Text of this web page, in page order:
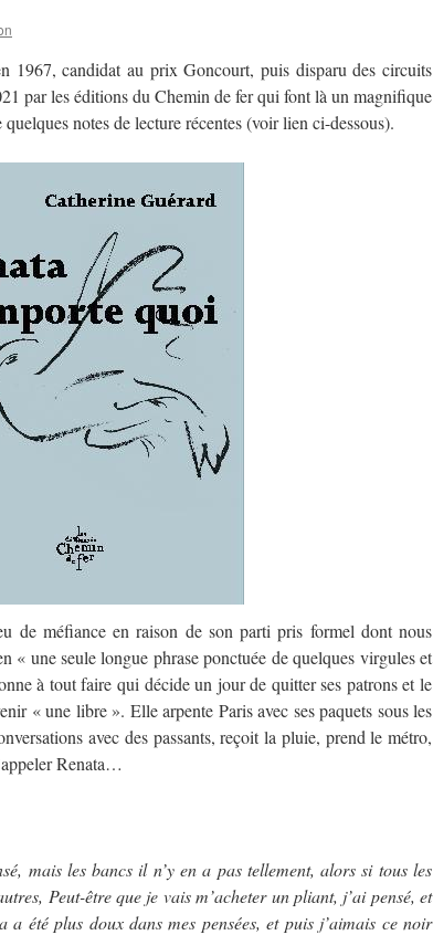
candidat au prix Goncourt, puis disparu des circuits
par les éditions du Chemin de fer qui font là un magnifique
notes de lecture récentes (voir lien ci-dessous).
de méfiance en raison de son parti pris formel dont nous
« une seule longue phrase ponctuée de quelques virgules et
à tout faire qui décide un jour de quitter ses patrons et le
« une libre ». Elle arpente Paris avec ses paquets sous les
avec des passants, reçoit la pluie, prend le métro,
Renata…
mais les bancs il n’y en a pas tellement, alors si tous les
Peut-être que je vais m’acheter un pliant, j’ai pensé, et
été plus doux dans mes pensées, et puis j’aimais ce noir